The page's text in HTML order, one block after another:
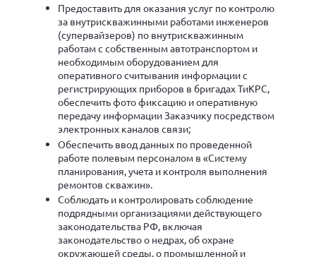
Предоставить для оказания услуг по контролю
за внутрискважинными работами инженеров
(супервайзеров) по внутрискважинным
работам с собственным автотранспортом и
необходимым оборудованием для
оперативного считывания информации с
регистрирующих приборов в бригадах ТиКРС,
обеспечить фото фиксацию и оперативную
передачу информации Заказчику посредством
электронных каналов связи;
Обеспечить ввод данных по проведенной
работе полевым персоналом в «Систему
планирования, учета и контроля выполнения
ремонтов скважин».
Соблюдать и контролировать соблюдение
подрядными организациями действующего
законодательства РФ, включая
законодательство о недрах, об охране
окружающей среды, о промышленной и